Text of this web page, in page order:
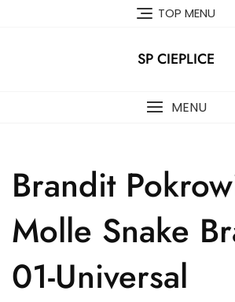
TOP MENU
SP CIEPLICE
MENU
Brandit
Molle Snake
01-Universal